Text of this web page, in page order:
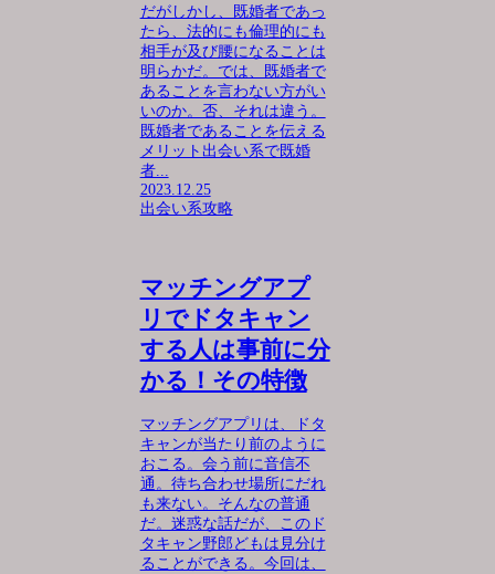
だがしかし、既婚者であっ
たら、法的にも倫理的にも
相手が及び腰になることは
明らかだ。では、既婚者で
あることを言わない方がい
いのか。否、それは違う。
既婚者であることを伝える
メリット出会い系で既婚
者...
2023.12.25
出会い系攻略
マッチングアプ
リでドタキャン
する人は事前に分
かる！その特徴
マッチングアプリは、ドタ
キャンが当たり前のように
おこる。会う前に音信不
通。待ち合わせ場所にだれ
も来ない。そんなの普通
だ。迷惑な話だが、このド
タキャン野郎どもは見分け
ることができる。今回は、